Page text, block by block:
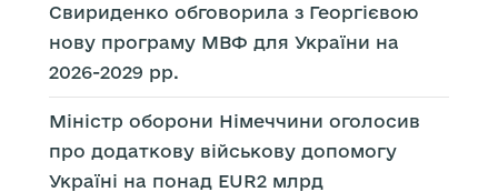
Свириденко обговорила з Георгієвою
нову програму МВФ для України на
2026-2029 рр.
Міністр оборони Німеччини оголосив
про додаткову військову допомогу
Україні на понад EUR2 млрд